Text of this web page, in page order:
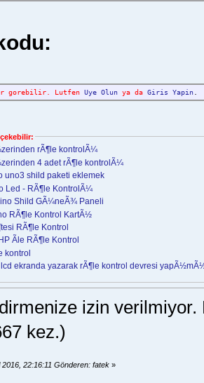
gorebilir. Lutfen Uye Olun ya da Giris Yapin.
rÃ¶le kontrolÃ¼
4 adet rÃ¶le kontrolÃ¼
uno3 shild paketi eklemek
Led - RÃ¶le KontrolÃ¼
Shild GÃ¼neÃ¾ Paneli
RÃ¶le Kontrol KartÃ½
RÃ¶le Kontrol
Ãle RÃ¶le Kontrol
kontrol
ekranda yazarak rÃ¶le kontrol devresi
izin
kez.)
22:16:11 Gönderen: fatek »